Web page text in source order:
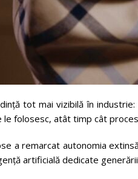
tot mai vizibilă în
folosesc, atât timp cât
a remarcat autonomia
artificială dedicate